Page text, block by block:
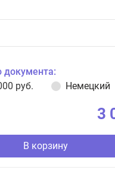
документа:
руб. Немецкий
3
В корзину